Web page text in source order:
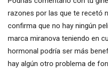
razones por las que te recetó
confirma que no hay ningún
marca miranova teniendo en
hormonal podría ser más
hay algún otro problema de